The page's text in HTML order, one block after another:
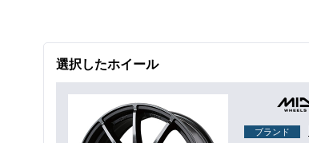
選択したホイール
ブランド